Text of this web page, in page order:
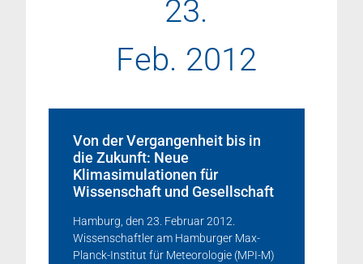
23.
Feb. 2012
Von der Vergangenheit bis in
die Zukunft: Neue
Klimasimulationen für
Wissenschaft und Gesellschaft
Hamburg, den 23. Februar 2012.
Wissenschaftler am Hamburger Max-
Planck-Institut für Meteorologie (MPI-M)